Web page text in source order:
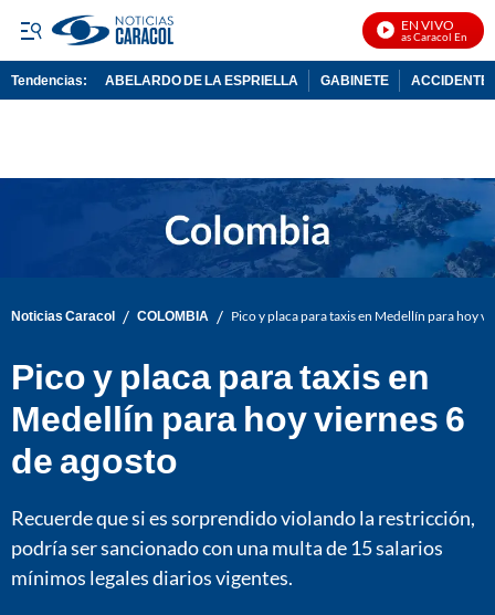
EN VIVO
Noticias Caracol En Vivo
Tendencias: ABELARDO DE LA ESPRIELLA GABINETE ACCIDENTE
Noticias Caracol / COLOMBIA / Pico y placa para taxis en Medellín para hoy
Pico y placa para taxis en
Medellín para hoy viernes 6
de agosto
Recuerde que si es sorprendido violando la restricción,
podría ser sancionado con una multa de 15 salarios
mínimos legales diarios vigentes.